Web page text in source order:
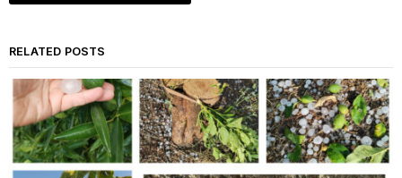
RELATED POSTS